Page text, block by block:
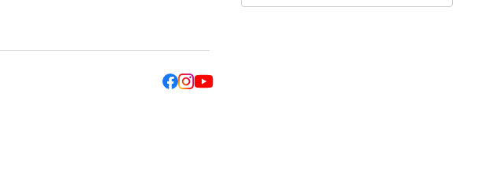
商品を制作して有料販売、および無料配
かかる知的財産権(著作権、特許権、実
知的財産権(それらの権利を取得し、又は
る権利を含みます。)を意味します。)
、著作隣接権の権利者またはその管理委